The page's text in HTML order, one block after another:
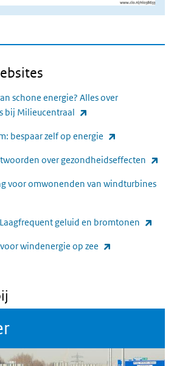
schone energie? Alles over
bij Milieucentraal
bespaar zelf op energie
over gezondheidseffecten
voor omwonenden van windturbines
geluid en bromtonen
windenergie op zee